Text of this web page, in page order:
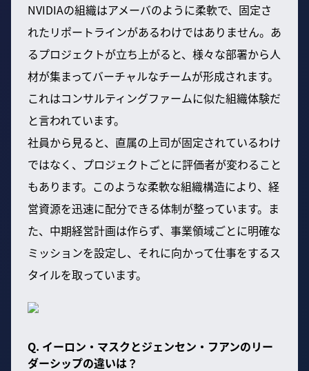
NVIDIAの組織はアメーバのように柔軟で、固定さ
れたリポートラインがあるわけではありません。あ
るプロジェクトが立ち上がると、様々な部署から人
材が集まってバーチャルなチームが形成されます。
これはコンサルティングファームに似た組織体験だ
と言われています。
社員から見ると、直属の上司が固定されているわけ
ではなく、プロジェクトごとに評価者が変わること
もあります。このような柔軟な組織構造により、経
営資源を迅速に配分できる体制が整っています。ま
た、中期経営計画は作らず、事業領域ごとに明確な
ミッションを設定し、それに向かって仕事をするス
タイルを取っています。
Q. イーロン・マスクとジェンセン・フアンのリー
ダーシップの違いは？